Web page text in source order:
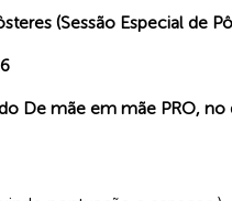
(Sessão Especial de
De mãe em mãe PRO, no